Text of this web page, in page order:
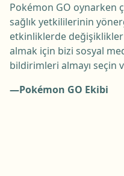
Pokémon GO oynarken
sağlık yetkililerinin
etkinliklerde
almak için bizi sosyal
bildirimleri almayı seçin
—Pokémon GO Ekibi